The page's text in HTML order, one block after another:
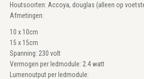
Houtsoorten: Accoya, douglas (alleen op
Afmetingen:
10 x 10cm
15 x 15cm
Spanning: 230 volt
Vermogen per ledmodule: 2.4 watt
Lumenoutput per ledmodule: